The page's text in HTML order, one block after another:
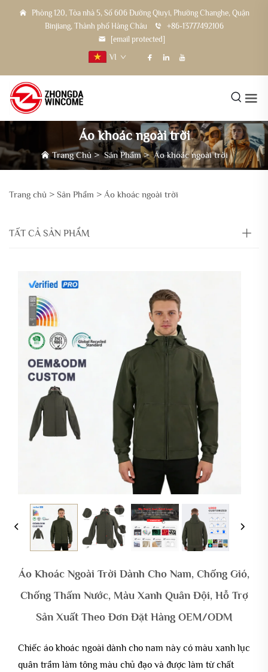
Phòng 120, Tòa nhà 5, Số 606 Đường Qiuyi, Phường Changhe, Quận
Binjiang, Thành phố Hàng Châu
+86-13777492106
[email protected]
VI
Áo khoác ngoài trời
Trang Chủ>Sản Phẩm>Áo khoác ngoài trời
Trang chủ > Sản Phẩm > Áo khoác ngoài trời
TẤT CẢ SẢN PHẨM
Áo Khoác Ngoài Trời Dành Cho Nam, Chống Gió,
Chống Thấm Nước, Màu Xanh Quân Đội, Hỗ Trợ
Sản Xuất Theo Đơn Đặt Hàng OEM/ODM
Chiếc áo khoác ngoài dành cho nam này có màu xanh lục
quân trầm làm tông màu chủ đạo và được làm từ chất